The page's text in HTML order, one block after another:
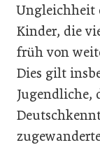
Ungleichheit
Kinder, die
früh von
Dies gilt
Jugendliche,